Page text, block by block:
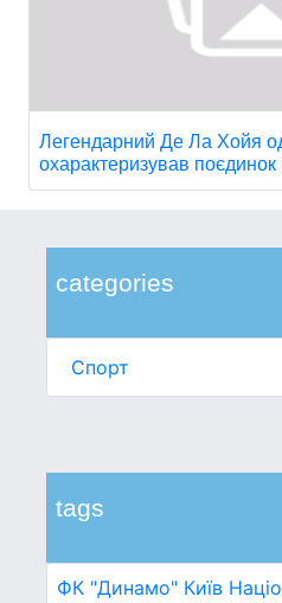
categories
Спорт
tags
ФК "Динамо" Київ
Легендарний Де Ла Хойя
охарактеризував